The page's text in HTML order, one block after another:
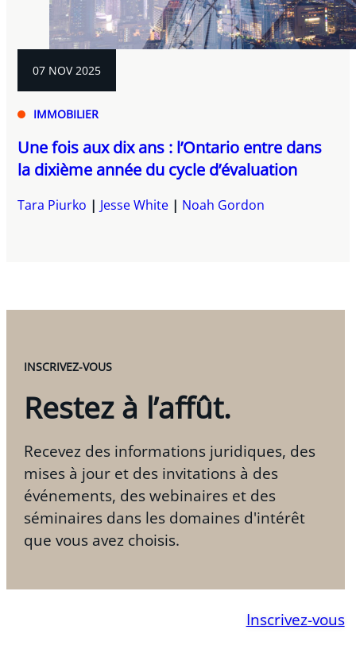
07 NOV 2025
IMMOBILIER
Une fois aux dix ans : l’Ontario entre dans
la dixième année du cycle d’évaluation
Tara Piurko Jesse White Noah Gordon
INSCRIVEZ-VOUS
Restez à l’affût.
Recevez des informations juridiques, des
mises à jour et des invitations à des
événements, des webinaires et des
séminaires dans les domaines d'intérêt
que vous avez choisis.
Inscrivez-vous